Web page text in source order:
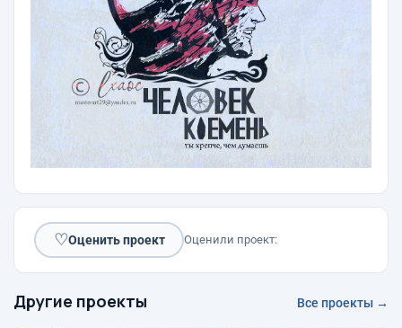
♡Оценить проект Оценили проект:
Другие проекты Все проекты →